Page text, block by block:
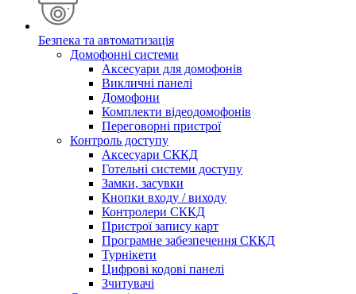
Безпека та автоматизація
Домофонні системи
Аксесуари для домофонів
Викличні панелі
Домофони
Комплекти відеодомофонів
Переговорні пристрої
Контроль доступу
Аксесуари СККД
Готельні системи доступу
Замки, засувки
Кнопки входу / виходу
Контролери СККД
Пристрої запису карт
Програмне забезпечення СККД
Турнікети
Цифрові кодові панелі
Зчитувачі